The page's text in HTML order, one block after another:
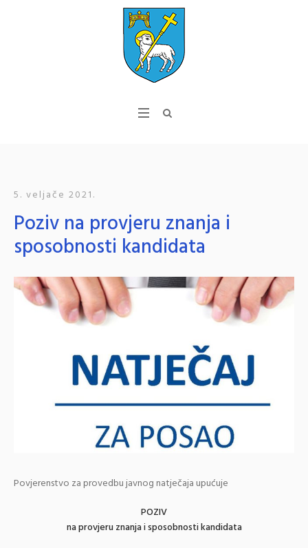
5. veljače 2021.
Poziv na provjeru znanja i
sposobnosti kandidata
Povjerenstvo za provedbu javnog natječaja upućuje
POZIV
na provjeru znanja i sposobnosti kandidata